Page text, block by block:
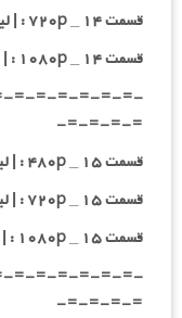
قسمت ۱۴ _ ۷۲۰p : | لینک مستقیم | دوبله فارسی
قسمت ۱۴ _ ۱۰۸۰p : | لینک مستقیم | دوبله فارسی
=-=-=-=-=-=-
=-=-=-=-
قسمت ۱۵ _ ۴۸۰p : | لینک مستقیم | دوبله فارسی
قسمت ۱۵ _ ۷۲۰p : | لینک مستقیم | دوبله فارسی
قسمت ۱۵ _ ۱۰۸۰p : | لینک مستقیم | دوبله فارسی
=-=-=-=-=-=-
=-=-=-=-